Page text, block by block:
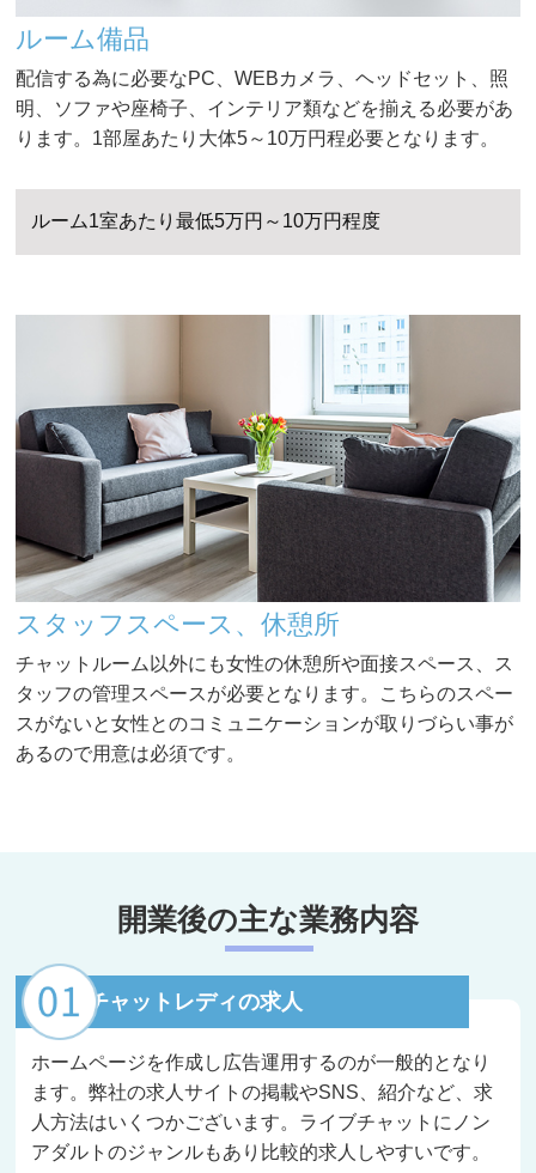
ルーム備品
配信する為に必要なPC、WEBカメラ、ヘッドセット、照
明、ソファや座椅子、インテリア類などを揃える必要があ
ります。1部屋あたり大体5～10万円程必要となります。
ルーム1室あたり最低5万円～10万円程度
スタッフスペース、休憩所
チャットルーム以外にも女性の休憩所や面接スペース、ス
タッフの管理スペースが必要となります。こちらのスペー
スがないと女性とのコミュニケーションが取りづらい事が
あるので用意は必須です。
開業後の主な業務内容
チャットレディの求人
ホームページを作成し広告運用するのが一般的となり
ます。弊社の求人サイトの掲載やSNS、紹介など、求
人方法はいくつかございます。ライブチャットにノン
アダルトのジャンルもあり比較的求人しやすいです。